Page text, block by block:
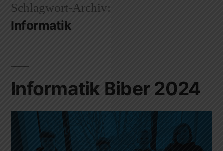
Schlagwort-Archiv:
Informatik
Informatik Biber 2024